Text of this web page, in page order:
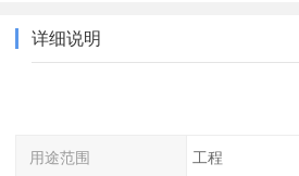
详细说明
用途范围 工程